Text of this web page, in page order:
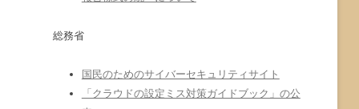
総務省
国民のためのサイバーセキュリティサイト
「クラウドの設定ミス対策ガイドブック」の公